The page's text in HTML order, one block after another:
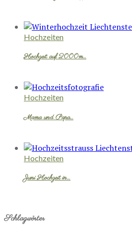
Hochzeiten
Hochzeit auf 2000m…
Hochzeiten
Mama und Papa…
Hochzeiten
Juni Hochzeit in…
Schlagwörter